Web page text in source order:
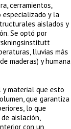
cerramientos,
especializado y la
aislados y
Se optó por
lluvias más
maderas) y humana
y material que esto
que garantiza
lo que
aislación,
con un